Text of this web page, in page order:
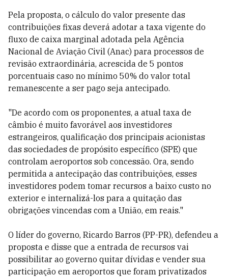
Pela proposta, o cálculo do valor presente das
contribuições fixas deverá adotar a taxa vigente do
fluxo de caixa marginal adotada pela Agência
Nacional de Aviação Civil (Anac) para processos de
revisão extraordinária, acrescida de 5 pontos
porcentuais caso no mínimo 50% do valor total
remanescente a ser pago seja antecipado.
"De acordo com os proponentes, a atual taxa de
câmbio é muito favorável aos investidores
estrangeiros, qualificação dos principais acionistas
das sociedades de propósito específico (SPE) que
controlam aeroportos sob concessão. Ora, sendo
permitida a antecipação das contribuições, esses
investidores podem tomar recursos a baixo custo no
exterior e internalizá-los para a quitação das
obrigações vincendas com a União, em reais."
O líder do governo, Ricardo Barros (PP-PR), defendeu a
proposta e disse que a entrada de recursos vai
possibilitar ao governo quitar dívidas e vender sua
participação em aeroportos que foram privatizados